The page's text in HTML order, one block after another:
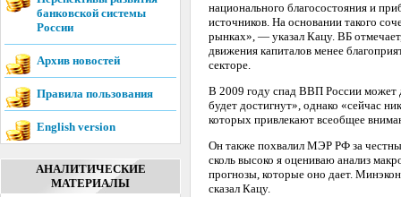
банковской системы
России
Архив новостей
Правила пользования
English version
АНАЛИТИЧЕСКИЕ
МАТЕРИАЛЫ
национального благосостояния и
источников. На основании такого
рынках», — указал Кацу. ВБ
движения капиталов менее
секторе.
В 2009 году спад ВВП России может
будет достигнут», однако «сейчас
которых привлекают всеобщее
Он также похвалил МЭР РФ за
сколь высоко я оцениваю анализ
прогнозы, которые оно дает.
сказал Кацу.